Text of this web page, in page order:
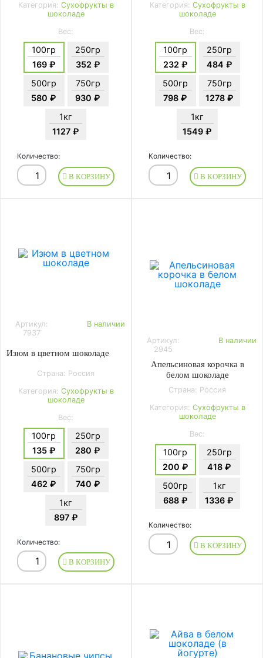
Категория: Сухофрукты в
шоколаде
Вес:
100гр
169 ₽
250гр
352 ₽
500гр
580 ₽
750гр
930 ₽
1кг
1127 ₽
Количество:
В КОРЗИНУ
Категория: Сухофрукты в
шоколаде
Вес:
100гр
232 ₽
250гр
484 ₽
500гр
798 ₽
750гр
1278 ₽
1кг
1549 ₽
Количество:
В КОРЗИНУ
Артикул:
7937
В наличии
Изюм в цветном шоколаде
Страна: Россия
Категория: Сухофрукты в
шоколаде
Вес:
100гр
135 ₽
250гр
280 ₽
500гр
462 ₽
750гр
740 ₽
1кг
897 ₽
Количество:
В КОРЗИНУ
Артикул:
2945
В наличии
Апельсиновая корочка в
белом шоколаде
Страна: Россия
Категория: Сухофрукты в
шоколаде
Вес:
100гр
200 ₽
250гр
418 ₽
500гр
688 ₽
1кг
1336 ₽
Количество:
В КОРЗИНУ